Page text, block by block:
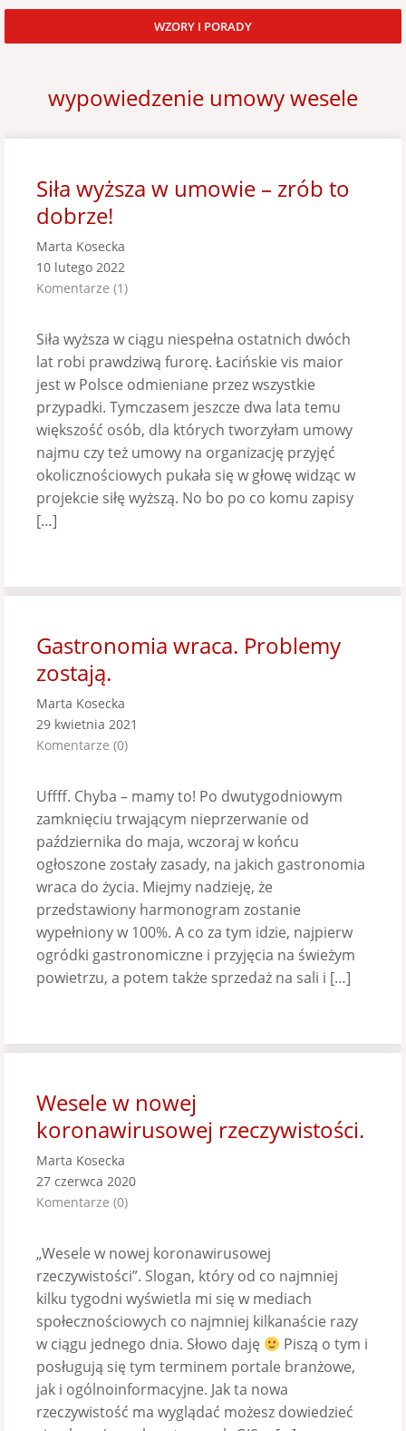
WZORY I PORADY
wypowiedzenie umowy wesele
Siła wyższa w umowie – zrób to
dobrze!
Marta Kosecka
10 lutego 2022
Komentarze (1)
Siła wyższa w ciągu niespełna ostatnich dwóch
lat robi prawdziwą furorę. Łacińskie vis maior
jest w Polsce odmieniane przez wszystkie
przypadki. Tymczasem jeszcze dwa lata temu
większość osób, dla których tworzyłam umowy
najmu czy też umowy na organizację przyjęć
okolicznościowych pukała się w głowę widząc w
projekcie siłę wyższą. No bo po co komu zapisy
[…]
Gastronomia wraca. Problemy
zostają.
Marta Kosecka
29 kwietnia 2021
Komentarze (0)
Uffff. Chyba – mamy to! Po dwutygodniowym
zamknięciu trwającym nieprzerwanie od
października do maja, wczoraj w końcu
ogłoszone zostały zasady, na jakich gastronomia
wraca do życia. Miejmy nadzieję, że
przedstawiony harmonogram zostanie
wypełniony w 100%. A co za tym idzie, najpierw
ogródki gastronomiczne i przyjęcia na świeżym
powietrzu, a potem także sprzedaż na sali i […]
Wesele w nowej
koronawirusowej rzeczywistości.
Marta Kosecka
27 czerwca 2020
Komentarze (0)
„Wesele w nowej koronawirusowej
rzeczywistości”. Slogan, który od co najmniej
kilku tygodni wyświetla mi się w mediach
społecznościowych co najmniej kilkanaście razy
w ciągu jednego dnia. Słowo daję
Piszą o tym i
posługują się tym terminem portale branżowe,
jak i ogólnoinformacyjne. Jak ta nowa
rzeczywistość ma wyglądać możesz dowiedzieć